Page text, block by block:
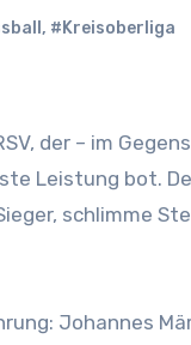
, #Kreisoberliga
Leistung bot.
schlimme
Johannes